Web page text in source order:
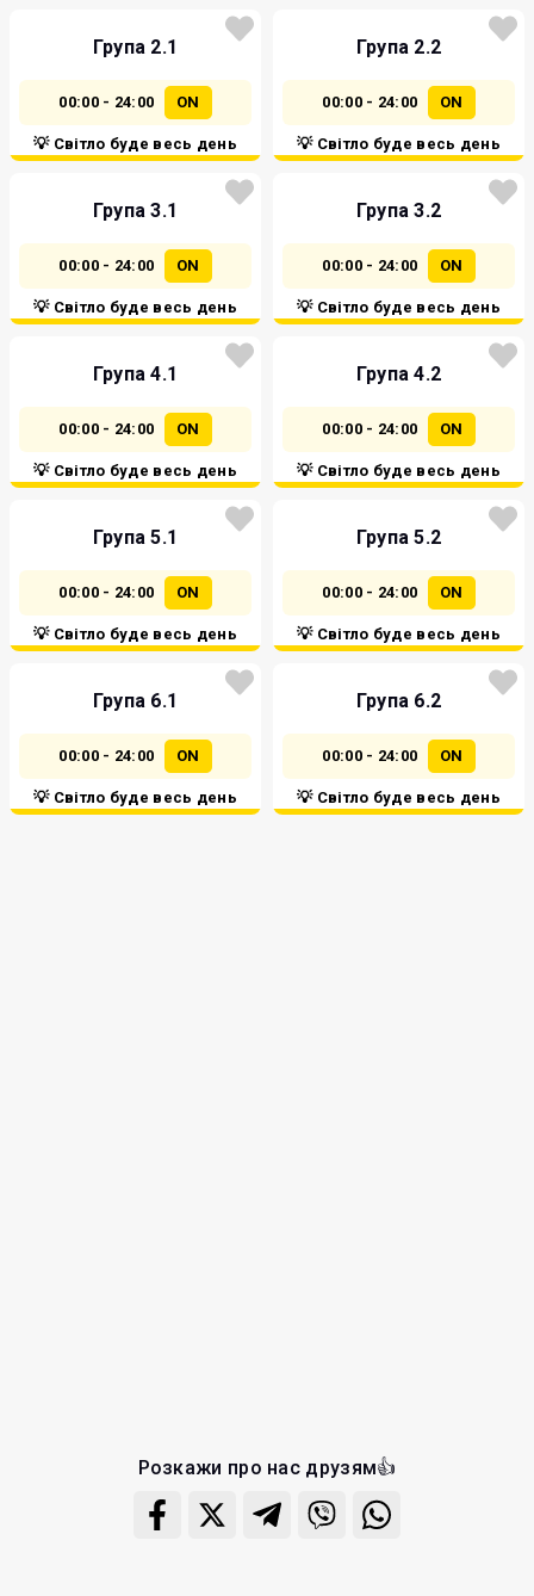
Група 2.1
00:00 - 24:00 ON
💡 Світло буде весь день
Група 2.2
00:00 - 24:00 ON
💡 Світло буде весь день
Група 3.1
00:00 - 24:00 ON
💡 Світло буде весь день
Група 3.2
00:00 - 24:00 ON
💡 Світло буде весь день
Група 4.1
00:00 - 24:00 ON
💡 Світло буде весь день
Група 4.2
00:00 - 24:00 ON
💡 Світло буде весь день
Група 5.1
00:00 - 24:00 ON
💡 Світло буде весь день
Група 5.2
00:00 - 24:00 ON
💡 Світло буде весь день
Група 6.1
00:00 - 24:00 ON
💡 Світло буде весь день
Група 6.2
00:00 - 24:00 ON
💡 Світло буде весь день
Розкажи про нас друзям👍